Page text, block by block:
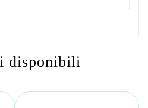
disponibili